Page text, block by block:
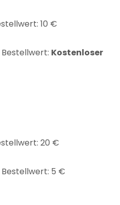
10 €
Kostenloser
20 €
5 €